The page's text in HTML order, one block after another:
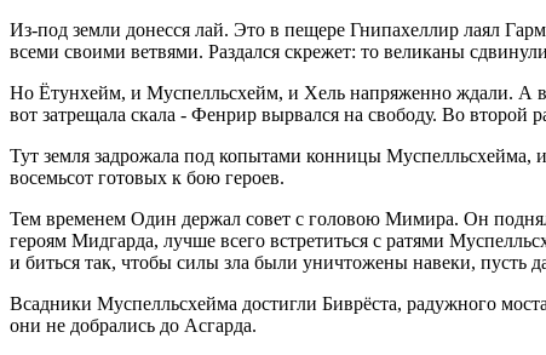
Из-под земли донесся лай. Это в пещере Гнипахеллир лаял
всеми своими ветвями. Раздался скрежет: то великаны
Но Ётунхейм, и Муспелльсхейм, и Хель напряженно ждали. А
вот затрещала скала - Фенрир вырвался на свободу. Во второй
Тут земля задрожала под копытами конницы Муспелльсхейма,
восемьсот готовых к бою героев.
Тем временем Один держал совет с головою Мимира. Он
героям Мидгарда, лучше всего встретиться с ратями
и биться так, чтобы силы зла были уничтожены навеки, пусть
Всадники Муспелльсхейма достигли Биврёста, радужного
они не добрались до Асгарда.